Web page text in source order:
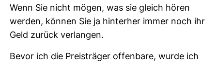
Wenn Sie nicht mögen, was sie gleich hören
werden, können Sie ja hin­terher immer noch ihr
Geld zurück ver­langen.
Bevor ich die Preis­träger offen­bare, wurde ich